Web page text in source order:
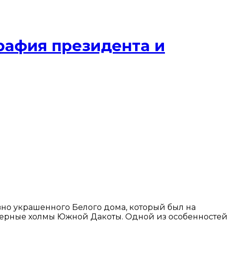
президента и
украшенного Белого дома, который был на
холмы Южной Дакоты. Одной из особенностей